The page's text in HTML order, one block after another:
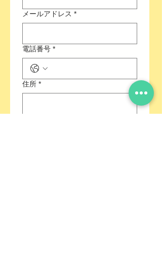
メールアドレス *
電話番号 *
住所 *